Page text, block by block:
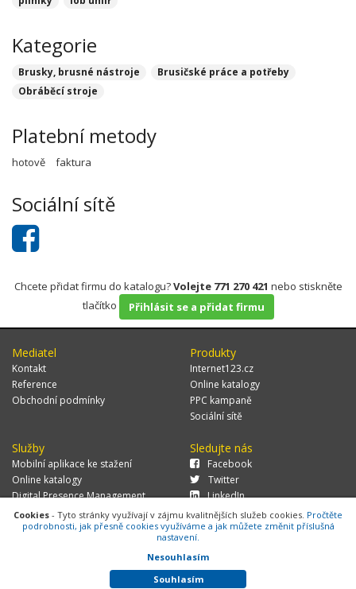
Kategorie
Brusky, brusné nástroje
Brusičské práce a potřeby
Obráběcí stroje
Platební metody
hotově faktura
Sociální sítě
Chcete přidat firmu do katalogu?Volejte 771 270 421 nebo stiskněte
tlačítko
Přihlásit se a přidat firmu
Mediatel
Kontakt
Reference
Obchodní podmínky
Produkty
Internet123.cz
Online katalogy
PPC kampaně
Sociální sítě
Služby
Mobilní aplikace ke stažení
Online katalogy
Digital Presence Management
Více zákazníků
Sledujte nás
Facebook
Twitter
LinkedIn
© 2026 MEDIATEL CZ, s.r.o.,Za Potokem 46/4, 106 00 Praha 10, tel.:
+420 771 270 421, verze 1.29.0.143,
Cookies
Cookies - Tyto stránky využívají v zájmu kvalitnějších služeb cookies. Pročtěte
podrobnosti, jak přesně cookies využíváme a jak můžete změnit příslušná
nastavení.
Nesouhlasím
Souhlasím